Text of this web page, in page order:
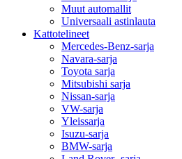
Muut automallit
Universaali astinlauta
Kattotelineet
Mercedes-Benz-sarja
Navara-sarja
Toyota sarja
Mitsubishi sarja
Nissan-sarja
VW-sarja
Yleissarja
Isuzu-sarja
BMW-sarja